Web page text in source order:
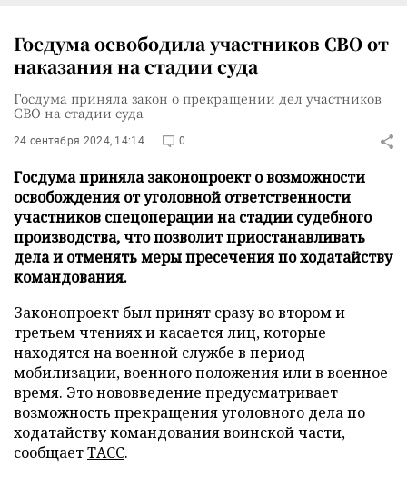
Госдума освободила участников СВО от
наказания на стадии суда
Госдума приняла закон о прекращении дел участников
СВО на стадии суда
24 сентября 2024, 14:14 0
Госдума приняла законопроект о возможности
освобождения от уголовной ответственности
участников спецоперации на стадии судебного
производства, что позволит приостанавливать
дела и отменять меры пресечения по ходатайству
командования.
Законопроект был принят сразу во втором и
третьем чтениях и касается лиц, которые
находятся на военной службе в период
мобилизации, военного положения или в военное
время. Это нововведение предусматривает
возможность прекращения уголовного дела по
ходатайству командования воинской части,
сообщаетТАСС.